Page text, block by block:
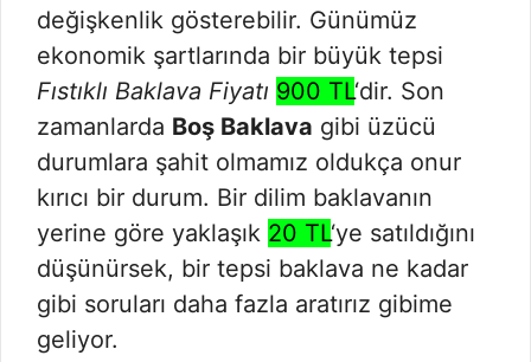
değişkenlik gösterebilir. Günümüz
ekonomik şartlarında bir büyük tepsi
Fıstıklı Baklava Fiyatı 900 TL‘dir. Son
zamanlarda Boş Baklava gibi üzücü
durumlara şahit olmamız oldukça onur
kırıcı bir durum. Bir dilim baklavanın
yerine göre yaklaşık 20 TL‘ye satıldığını
düşünürsek, bir tepsi baklava ne kadar
gibi soruları daha fazla aratırız gibime
geliyor.